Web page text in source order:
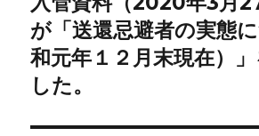
ナ
ビ
の
投
稿:
が「送還忌避者の実態
和元年１２月末現在）
した。